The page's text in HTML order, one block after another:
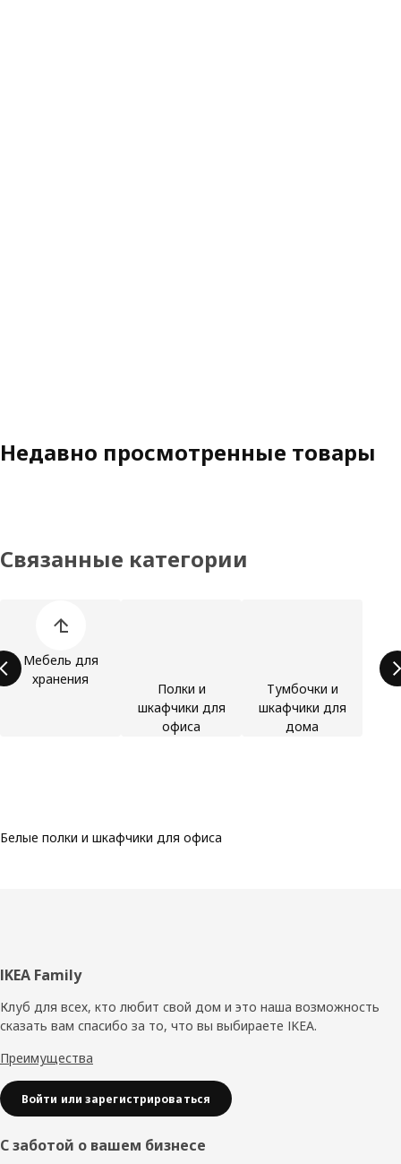
Недавно просмотренные товары
Связанные категории
Мебель для
хранения
Полки и
шкафчики для
офиса
Тумбочки и
шкафчики для
дома
Белые полки и шкафчики для офиса
Нижний
колонтитул
IKEA Family
Клуб для всех, кто любит свой дом и это наша возможность
сказать вам спасибо за то, что вы выбираете IKEA.
Преимущества
Войти или зарегистрироваться
С заботой о вашем бизнесе